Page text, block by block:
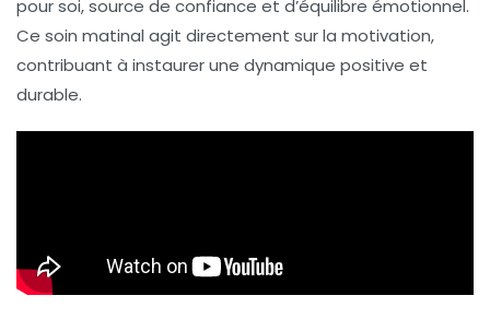
pour soi, source de confiance et d’équilibre émotionnel.
Ce soin matinal agit directement sur la motivation,
contribuant à instaurer une dynamique positive et
durable.